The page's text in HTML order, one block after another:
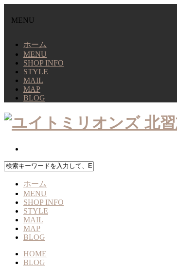
MENU
ホーム
MENU
SHOP INFO
STYLE
MAIL
MAP
BLOG
ホーム
MENU
SHOP INFO
STYLE
MAIL
MAP
BLOG
HOME
BLOG